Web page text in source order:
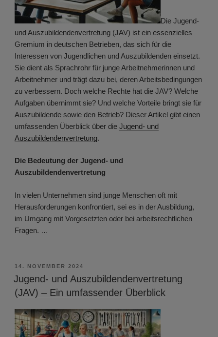
Die Jugend-
und Auszubildendenvertretung (JAV) ist ein essenzielles
Gremium in deutschen Betrieben, das sich für die
Interessen von Jugendlichen und Auszubildenden einsetzt.
Sie dient als Sprachrohr für junge Arbeitnehmerinnen und
Arbeitnehmer und trägt dazu bei, deren Arbeitsbedingungen
zu verbessern. Doch welche Rechte hat die JAV? Welche
Aufgaben übernimmt sie? Und welche Vorteile bringt sie für
Auszubildende sowie den Betrieb? Dieser Artikel gibt einen
umfassenden Überblick über die Jugend- und
Auszubildendenvertretung.
Die Bedeutung der Jugend- und
Auszubildendenvertretung
In vielen Unternehmen sind junge Menschen oft mit
Herausforderungen konfrontiert, sei es in der Ausbildung,
im Umgang mit Vorgesetzten oder bei arbeitsrechtlichen
Fragen. …
VERÖFFENTLICHT
AM
14. NOVEMBER 2024
Jugend- und Auszubildendenvertretung
(JAV) – Ein umfassender Überblick